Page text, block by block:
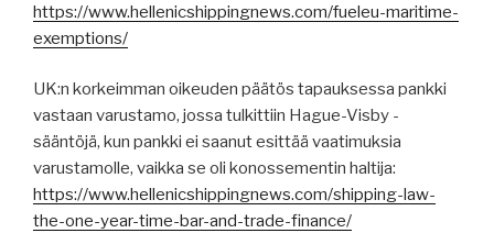
https://www.hellenicshippingnews.com/fueleu-maritime-
exemptions/
UK:n korkeimman oikeuden päätös tapauksessa pankki
vastaan varustamo, jossa tulkittiin Hague-Visby -
sääntöjä, kun pankki ei saanut esittää vaatimuksia
varustamolle, vaikka se oli konossementin haltija:
https://www.hellenicshippingnews.com/shipping-law-
the-one-year-time-bar-and-trade-finance/